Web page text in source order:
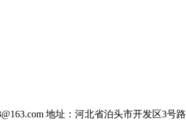
地址：河北省泊头市开发区3号路